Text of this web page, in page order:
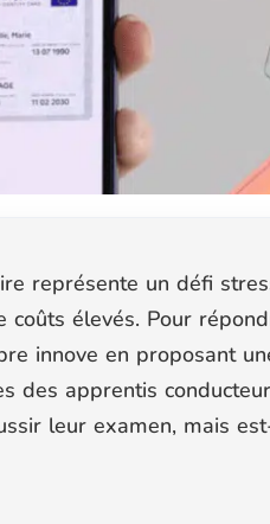
représente un défi
coûts élevés. Pour
innove en proposant
des apprentis
leur examen, mais